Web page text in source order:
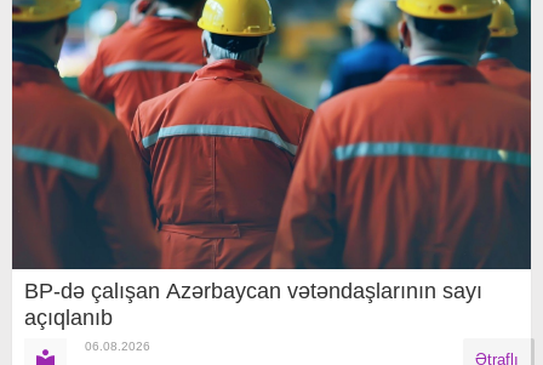
BP-də çalışan Azərbaycan vətəndaşlarının sayı
açıqlanıb
06.08.2026
Ətraflı